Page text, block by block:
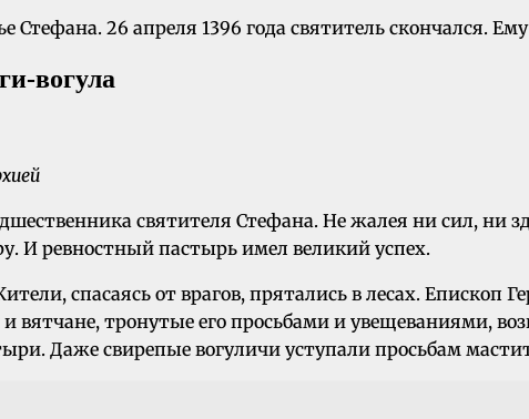
26 апреля 1396 года святитель скончался.
вогула
святителя Стефана. Не жалея ни сил, ни
И ревностный пастырь имел великий успех.
спасаясь от врагов, прятались в лесах. Епископ
вятчане, тронутые его просьбами и увещеваниями,
Даже свирепые вогуличи уступали просьбам